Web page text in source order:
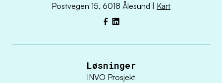
Postvegen 15, 6018 Ålesund | Kart
Facebook
LinkedIn
Løsninger
INVO Prosjekt